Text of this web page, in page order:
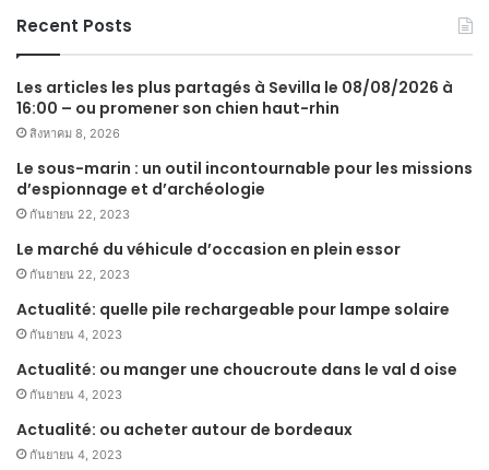
Recent Posts
Les articles les plus partagés à Sevilla le 08/08/2026 à
16:00 – ou promener son chien haut-rhin
สิงหาคม 8, 2026
Le sous-marin : un outil incontournable pour les missions
d’espionnage et d’archéologie
กันยายน 22, 2023
Le marché du véhicule d’occasion en plein essor
กันยายน 22, 2023
Actualité: quelle pile rechargeable pour lampe solaire
กันยายน 4, 2023
Actualité: ou manger une choucroute dans le val d oise
กันยายน 4, 2023
Actualité: ou acheter autour de bordeaux
กันยายน 4, 2023